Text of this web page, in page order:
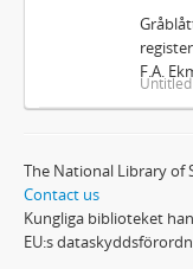
F.A.
Untitled
The National Library of
Contact us
Kungliga biblioteket
EU:s